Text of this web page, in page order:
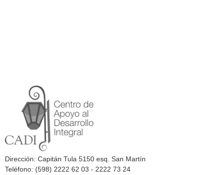
Dirección: Capitán Tula 5150 esq. San Martín
Teléfono: (598) 2222 62 03 - 2222 73 24